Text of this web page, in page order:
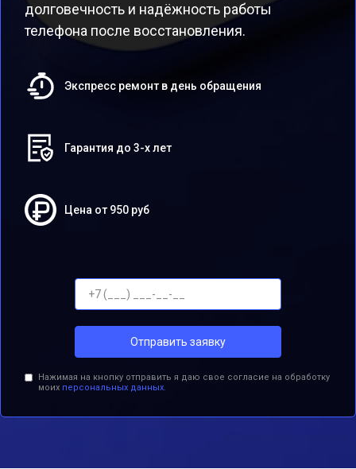
долговечность и надёжность работы
телефона после восстановления.
Экспресс ремонт в день обращения
Гарантия до 3-х лет
Цена от 950 руб
Отправить заявку
Нажимая на кнопку отправить я даю свое согласие на обработку
моих персональных данных.